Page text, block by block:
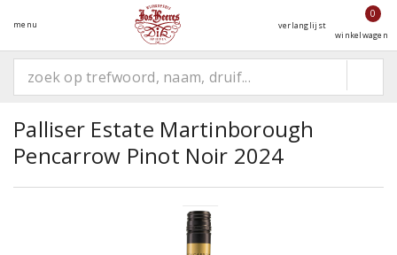
menu verlanglijst
0
winkelwagen
Palliser Estate Martinborough
Pencarrow Pinot Noir 2024